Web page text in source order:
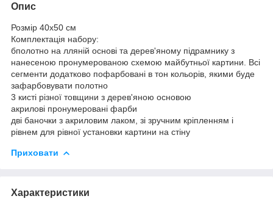
Опис
Розмір 40x50 см
Комплектація набору:
бполотно на лляній основі та дерев'яному підрамнику з
нанесеною пронумерованою схемою майбутньої картини. Всі
сегменти додатково пофарбовані в тон кольорів, якими буде
зафарбовувати полотно
3 кисті різної товщини з дерев'яною основою
акрилові пронумеровані фарби
дві баночки з акриловим лаком, зі зручним кріпленням і
рівнем для рівної установки картини на стіну
Приховати
Характеристики